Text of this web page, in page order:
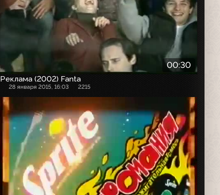
00:30
Реклама (2002) Fanta
28 января 2015, 16:03 2215
Рекламный ролик